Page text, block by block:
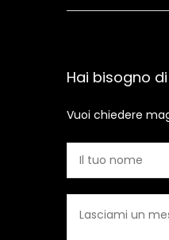
Hai bisogno
Vuoi chiedere